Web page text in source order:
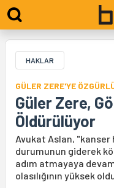
HAKLAR
GÜLER ZERE'YE
Güler Zere,
Öldürülüyor
Avukat Aslan, "kanser
durumunun giderek
adım atmayaya
olasılığının yüksek